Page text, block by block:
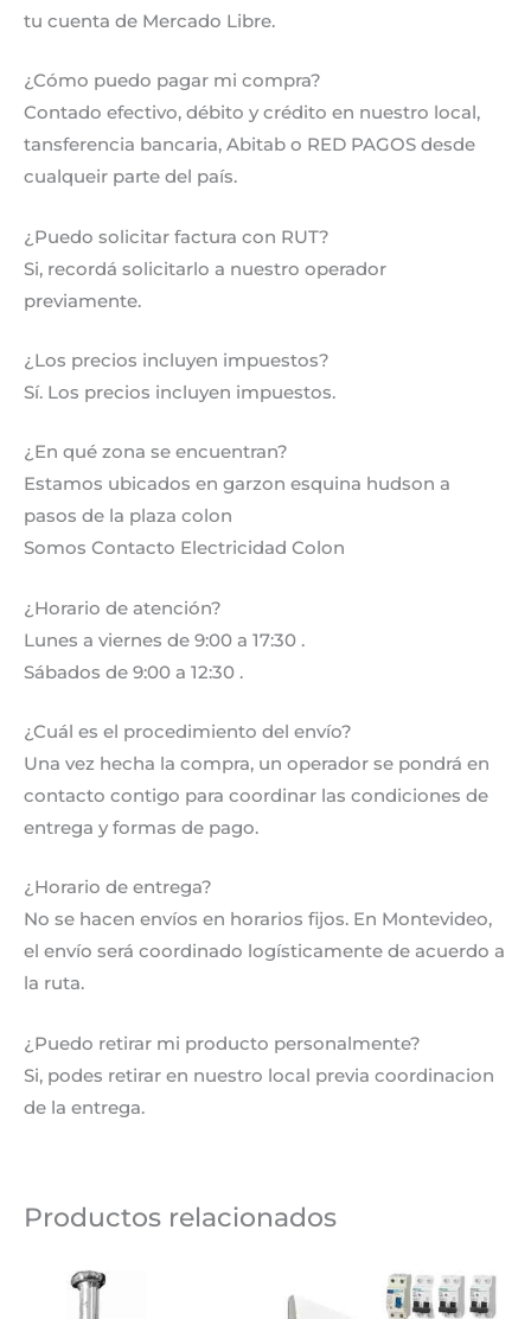
tu cuenta de Mercado Libre.
¿Cómo puedo pagar mi compra?
Contado efectivo, débito y crédito en nuestro local,
tansferencia bancaria, Abitab o RED PAGOS desde
cualqueir parte del país.
¿Puedo solicitar factura con RUT?
Si, recordá solicitarlo a nuestro operador
previamente.
¿Los precios incluyen impuestos?
Sí. Los precios incluyen impuestos.
¿En qué zona se encuentran?
Estamos ubicados en garzon esquina hudson a
pasos de la plaza colon
Somos Contacto Electricidad Colon
¿Horario de atención?
Lunes a viernes de 9:00 a 17:30 .
Sábados de 9:00 a 12:30 .
¿Cuál es el procedimiento del envío?
Una vez hecha la compra, un operador se pondrá en
contacto contigo para coordinar las condiciones de
entrega y formas de pago.
¿Horario de entrega?
No se hacen envíos en horarios fijos. En Montevideo,
el envío será coordinado logísticamente de acuerdo a
la ruta.
¿Puedo retirar mi producto personalmente?
Si, podes retirar en nuestro local previa coordinacion
de la entrega.
Productos relacionados